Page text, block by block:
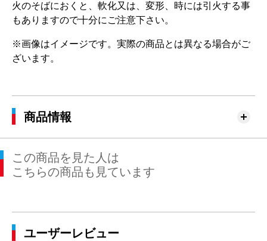
火のそばにおくと、軟化又は、変形、時には引火する事
もありますので十分にご注意下さい。
※画像はイメージです。実際の商品とは異なる場合がご
ざいます。
商品情報
この商品を見た人は
こちらの商品も見ています
ユーザーレビュー